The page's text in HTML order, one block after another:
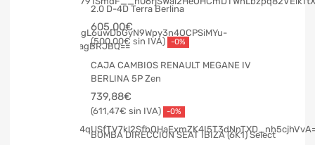
2.0 D-4D Terra Berlina
605,00€
500,00€ -0%
CAJA CAMBIOS RENAULT MEGANE IV
BERLINA 5P Zen
739,88€
611,47€ -0%
BOMBA DIRECCION SEAT IBIZA (6K1) Select